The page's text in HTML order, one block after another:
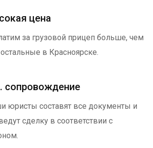
цена
за грузовой прицеп больше, чем
в Красноярске.
сопровождение
юристы составят все документы и
сделку в соответствии с